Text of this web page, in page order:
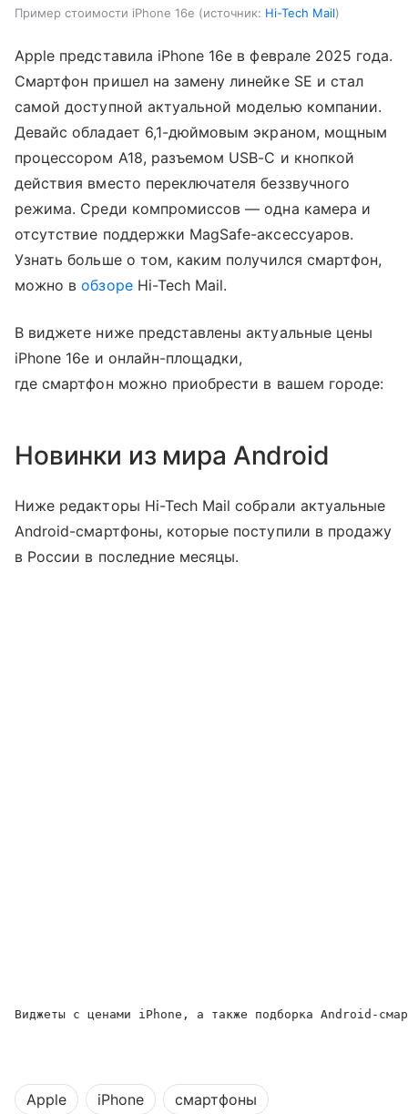
Пример стоимости iPhone 16e источник: Hi-Tech Mail
Apple представила iPhone 16e в феврале 2025 года.
Смартфон пришел на замену линейке SE и стал
самой доступной актуальной моделью компании.
Девайс обладает 6,1-дюймовым экраном, мощным
процессором A18, разъемом USB-C и кнопкой
действия вместо переключателя беззвучного
режима. Среди компромиссов — одна камера и
отсутствие поддержки MagSafe-аксессуаров.
Узнать больше о том, каким получился смартфон,
можно вобзореHi-Tech Mail.
В виджете ниже представлены актуальные цены
iPhone 16e и онлайн-площадки,
где смартфон можно приобрести в вашем городе:
Новинки из мира Android
Ниже редакторы Hi-Tech Mail собрали актуальные
Android-смартфоны, которые поступили в продажу
в России в последние месяцы.
Виджеты с ценами iPhone, а также подборка Android-
Apple iPhone смартфоны